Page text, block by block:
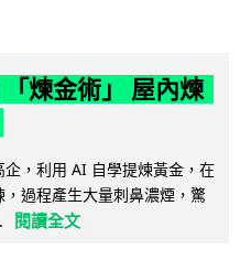
煉金術」 屋內煉
，利用 AI 自學提煉黃金，在
過程產生大量刺鼻濃煙，驚
閱讀全文